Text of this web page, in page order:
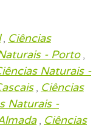
, Ciências
- Porto,
Naturais -
, Ciências
Naturais -
, Ciências